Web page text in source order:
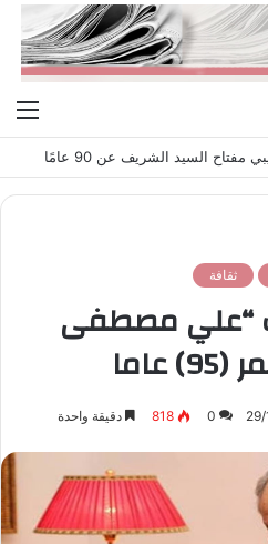
مفتاح السيد الشريف عن 90 عامًا
ثقافة
“علي مصطفى
0
818 دقيقة واحدة